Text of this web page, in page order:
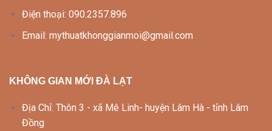
Điện thoại: 090.2357.896
Email: mythuatkhonggianmoi@gmail.com
KHÔNG GIAN MỚI ĐÀ LẠT
Địa Chỉ: Thôn 3 - xã Mê Linh- huyện Lâm Hà - tỉnh Lâm
Đồng